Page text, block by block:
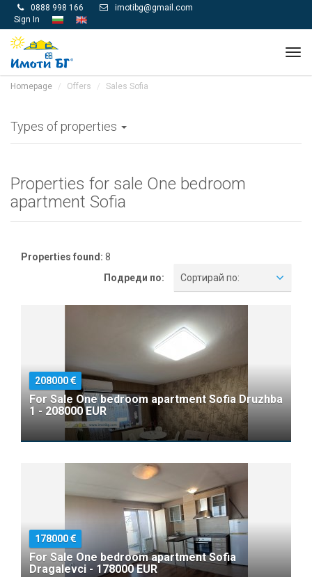
 0888 998 166 
imotibg@gmail.com
Sign In
Homepage Offers Sales Sofia
Types of properties
Properties for sale One bedroom
apartment Sofia
Properties found: 8
Подреди по:
Сортирай по:
208000
For Sale One bedroom apartment Sofia Druzhba
1 - 208000 EUR
178000
For Sale One bedroom apartment Sofia
Dragalevci - 178000 EUR